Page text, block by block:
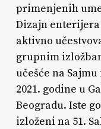
primenjenih
Dizajn enterijera
aktivno
grupnim
učešće na
2021. godine u
Beogradu. Iste
izloženi na 51.